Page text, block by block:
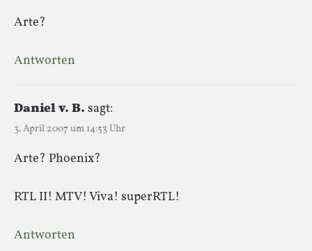
Arte?
Antworten
Daniel v. B. sagt:
3. April 2007 um 14:53 Uhr
Arte? Phoenix?
RTL II! MTV! Viva! superRTL!
Antworten